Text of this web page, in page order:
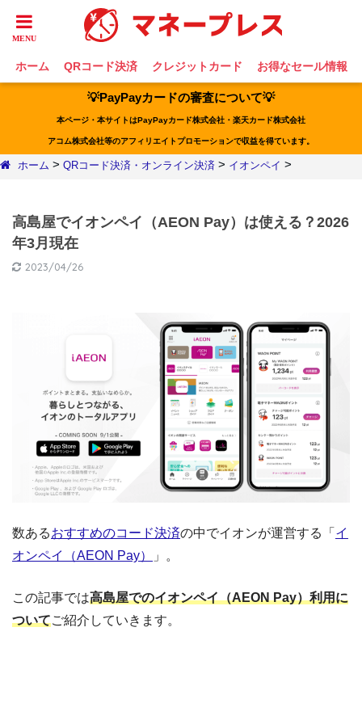
ホーム QRコード決済 クレジットカード お得なセール情報
💡PayPayカードの審査について💡
本ページ・本サイトはPayPayカード株式会社・楽天カード株式会社
アコム株式会社等のアフィリエイトプロモーションで収益を得ています。
ホーム > QRコード決済・オンライン決済 > イオンペイ >
高島屋でイオンペイ（AEON Pay）は使える？2026
年3月現在
2023/04/26
数あるおすすめのコード決済の中でイオンが運営する「 イ
オンペイ（AEON Pay）
」。
この記事では高島屋でのイオンペイ（AEON Pay）利用に
ついてご紹介していきます。